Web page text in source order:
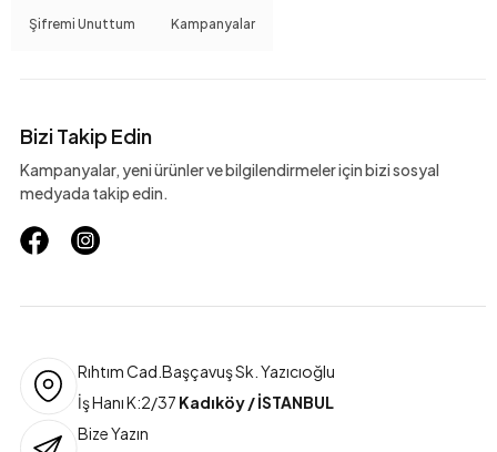
Şifremi Unuttum Kampanyalar
Bizi Takip Edin
Kampanyalar, yeni ürünler ve bilgilendirmeler için bizi sosyal
medyada takip edin.
Rıhtım Cad.Başçavuş Sk. Yazıcıoğlu
İş Hanı K:2/37 Kadıköy / İSTANBUL
Bize Yazın